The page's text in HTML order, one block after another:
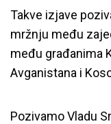
Takve izjave
mržnju među
među građanima
Avganistana i
Pozivamo Vladu